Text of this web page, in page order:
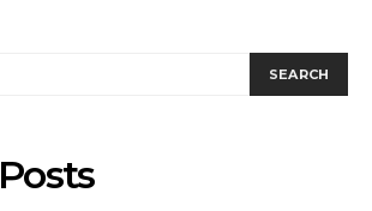
SEARCH